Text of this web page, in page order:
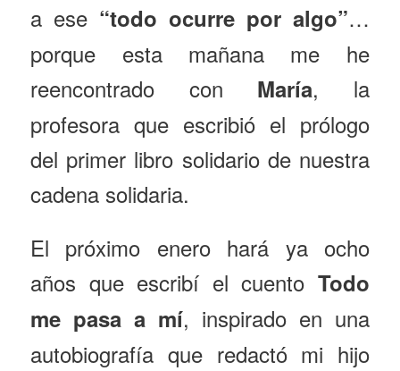
a ese “todo ocurre por algo”…
porque esta mañana me he
reencontrado con María, la
profesora que escribió el prólogo
del primer libro solidario de nuestra
cadena solidaria.
El próximo enero hará ya ocho
años que escribí el cuento Todo
me pasa a mí, inspirado en una
autobiografía que redactó mi hijo